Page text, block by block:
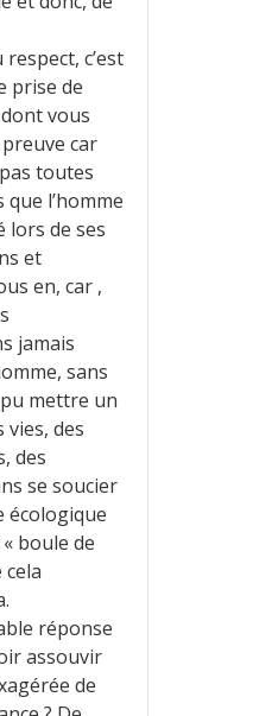
c’est
prise de
vous
car
toutes
que l’homme
lors de ses
et
en, car ,
jamais
sans
mettre un
vies, des
des
se soucier
écologique
boule de
cela
réponse
assouvir
de